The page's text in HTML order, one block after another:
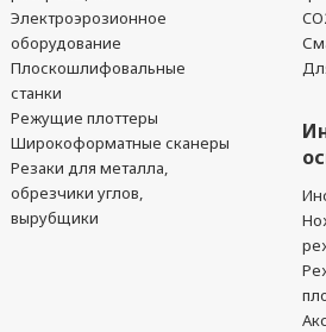
Электроэрозионное
оборудование
Плоскошлифовальные
станки
Режущие плоттеры
Широкоформатные сканеры
Резаки для металла,
обрезчики углов,
вырубщики